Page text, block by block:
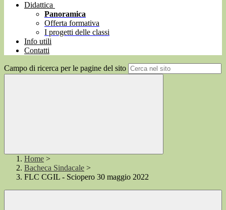
Didattica
Panoramica
Offerta formativa
I progetti delle classi
Info utili
Contatti
Campo di ricerca per le pagine del sito
Home >
Bacheca Sindacale >
FLC CGIL - Sciopero 30 maggio 2022